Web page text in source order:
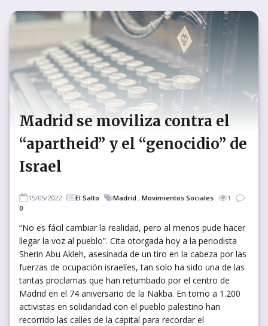
Madrid se moviliza contra el
“apartheid” y el “genocidio” de
Israel
15/05/2022 El Salto Madrid , Movimientos Sociales
1
0
“No es fácil cambiar la realidad, pero al menos pude hacer
llegar la voz al pueblo”. Cita otorgada hoy a la periodista
Sherin Abu Akleh, asesinada de un tiro en la cabeza por las
fuerzas de ocupación israelíes, tan solo ha sido una de las
tantas proclamas que han retumbado por el centro de
Madrid en el 74 aniversario de la Nakba. En torno a 1.200
activistas en solidaridad con el pueblo palestino han
recorrido las calles de la capital para recordar el